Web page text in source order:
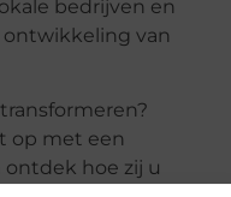
bedrijven en
ontwikkeling van
op met een
hoe zij u